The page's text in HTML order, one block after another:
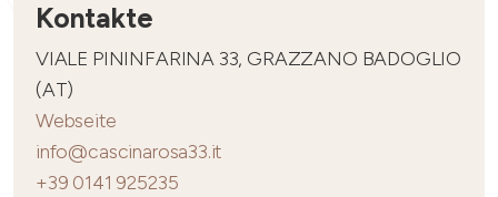
Kontakte
VIALE PININFARINA 33, GRAZZANO BADOGLIO
(AT)
Webseite
info@cascinarosa33.it
+39 0141 925235